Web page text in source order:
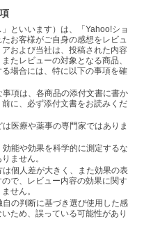
といいます）は、「Yahoo!ショ
お客様がご自身の感想をレビュ
および当社は、投稿された内容
たレビューの対象となる商品、
場合には、特に以下の事項を確
項は、各商品の添付文書に書か
に、必ず添付文書をお読みくだ
医療や薬事の専門家ではありま
能や効果を科学的に測定するな
ません。
個人差が大きく、また効果の表
で、レビュー内容の効果に関す
せん。
の判断に基づき選び使用した感
ため、誤っている可能性があり